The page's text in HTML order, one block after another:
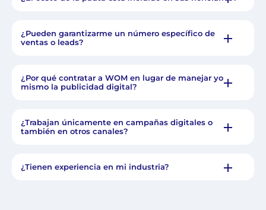
¿Pueden garantizarme un número específico de
ventas o leads?
¿Por qué contratar a WOM en lugar de manejar yo
mismo la publicidad digital?
¿Trabajan únicamente en campañas digitales o
también en otros canales?
¿Tienen experiencia en mi industria?